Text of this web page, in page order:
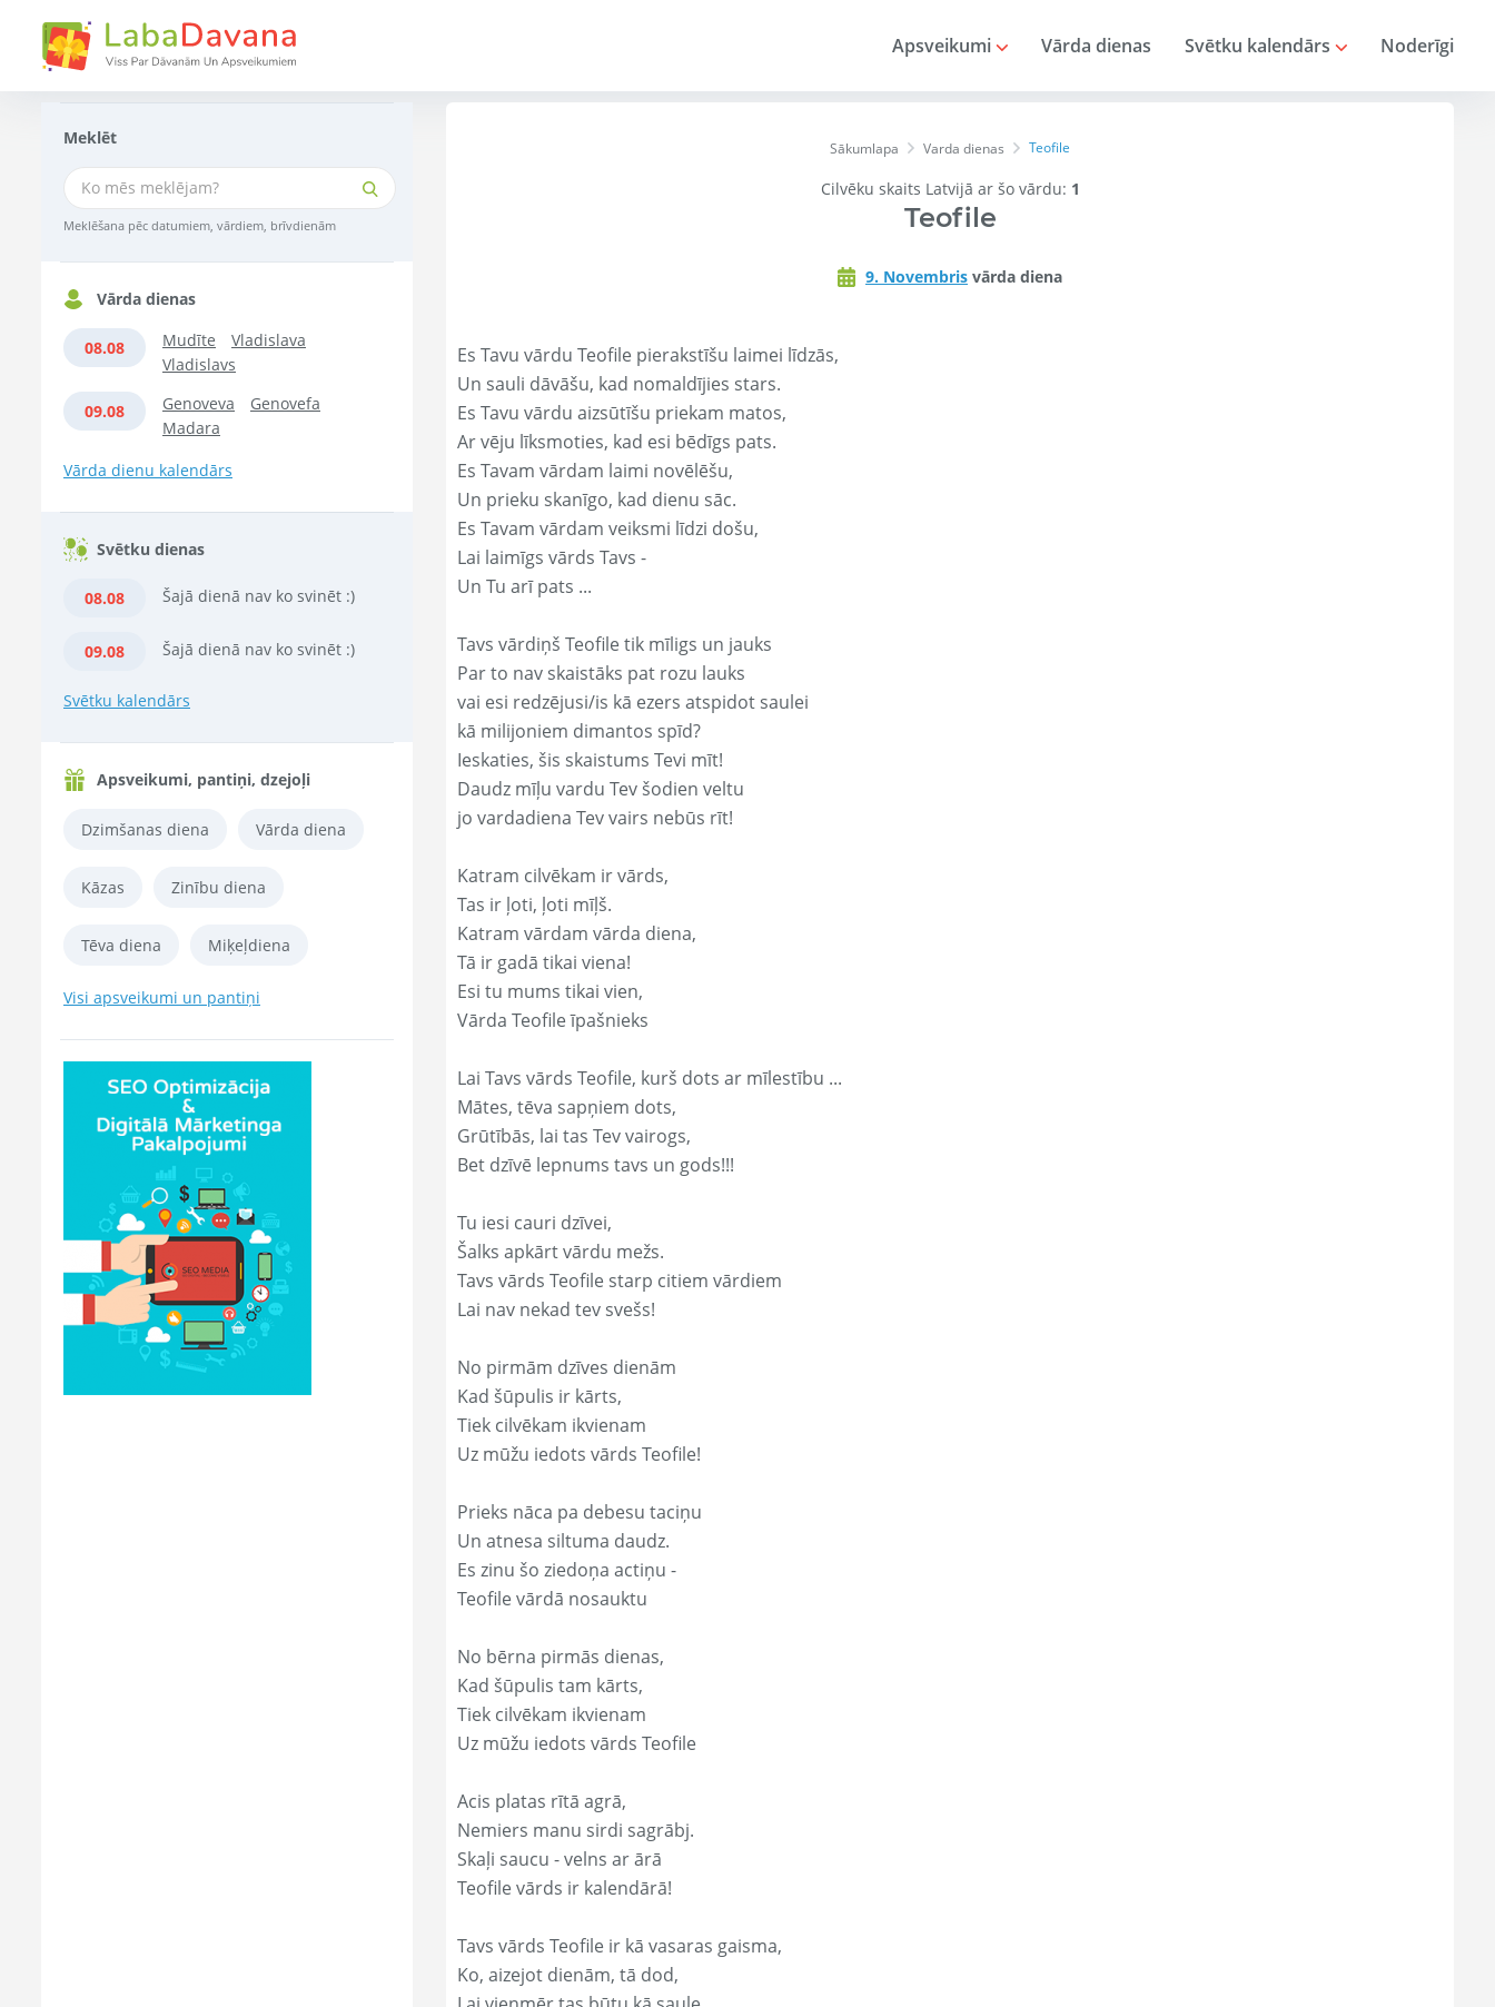
Apsveikumi Vārda dienas Svētku kalendārs Noderīgi
Meklēt
Meklēšana pēc datumiem, vārdiem, brīvdienām
Vārda dienas
08.08 Mudīte
Vladislava
Vladislavs
09.08 Genoveva
Genovefa
Madara
Vārda dienu kalendārs
Svētku dienas
08.08 Šajā dienā nav ko svinēt :)
09.08 Šajā dienā nav ko svinēt :)
Svētku kalendārs
Apsveikumi, pantiņi, dzejoļi
Dzimšanas diena Vārda diena
Kāzas Zinību diena
Tēva diena Miķeļdiena
Visi apsveikumi un pantiņi
Sākumlapa Varda dienas Teofile
Cilvēku skaits Latvijā ar šo vārdu: 1
Teofile
9. Novembris vārda diena
Es Tavu vārdu Teofile pierakstīšu laimei līdzās,
Un sauli dāvāšu, kad nomaldījies stars.
Es Tavu vārdu aizsūtīšu priekam matos,
Ar vēju līksmoties, kad esi bēdīgs pats.
Es Tavam vārdam laimi novēlēšu,
Un prieku skanīgo, kad dienu sāc.
Es Tavam vārdam veiksmi līdzi došu,
Lai laimīgs vārds Tavs -
Un Tu arī pats ...
Tavs vārdiņš Teofile tik mīligs un jauks
Par to nav skaistāks pat rozu lauks
vai esi redzējusi/is kā ezers atspidot saulei
kā milijoniem dimantos spīd?
Ieskaties, šis skaistums Tevi mīt!
Daudz mīļu vardu Tev šodien veltu
jo vardadiena Tev vairs nebūs rīt!
Katram cilvēkam ir vārds,
Tas ir ļoti, ļoti mīļš.
Katram vārdam vārda diena,
Tā ir gadā tikai viena!
Esi tu mums tikai vien,
Vārda Teofile īpašnieks
Lai Tavs vārds Teofile, kurš dots ar mīlestību ...
Mātes, tēva sapņiem dots,
Grūtībās, lai tas Tev vairogs,
Bet dzīvē lepnums tavs un gods!!!
Tu iesi cauri dzīvei,
Šalks apkārt vārdu mežs.
Tavs vārds Teofile starp citiem vārdiem
Lai nav nekad tev svešs!
No pirmām dzīves dienām
Kad šūpulis ir kārts,
Tiek cilvēkam ikvienam
Uz mūžu iedots vārds Teofile!
Prieks nāca pa debesu taciņu
Un atnesa siltuma daudz.
Es zinu šo ziedoņa actiņu -
Teofile vārdā nosauktu
No bērna pirmās dienas,
Kad šūpulis tam kārts,
Tiek cilvēkam ikvienam
Uz mūžu iedots vārds Teofile
Acis platas rītā agrā,
Nemiers manu sirdi sagrābj.
Skaļi saucu - velns ar ārā
Teofile vārds ir kalendārā!
Tavs vārds Teofile ir kā vasaras gaisma,
Ko, aizejot dienām, tā dod,